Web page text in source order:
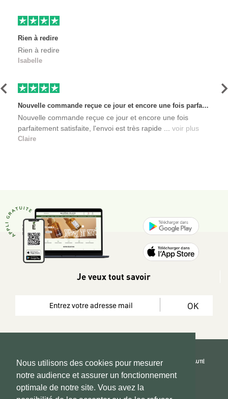
Nous utilisons des cookies pour mesurer
notre audience et assurer un fonctionnement
optimale de notre site. Vous avez la
Rien à redire
Rien à redire
Isabelle
Nouvelle commande reçue ce jour et encore une fois parfaitement satisfaite, l'envoi est très rapide et les produits sont toujours conditionnés de manière personnalisés. L'avantage de commander auprès de créateurs indépendants.
Nouvelle commande reçue ce jour et encore une fois
parfaitement satisfaite, l'envoi est très rapide ... voir plus
Claire
Précédent
Je veux tout savoir
OK
Copyright 2026 © www.hadeen-place.fr
REJOIGNEZ LA COMMUNAUTÉ